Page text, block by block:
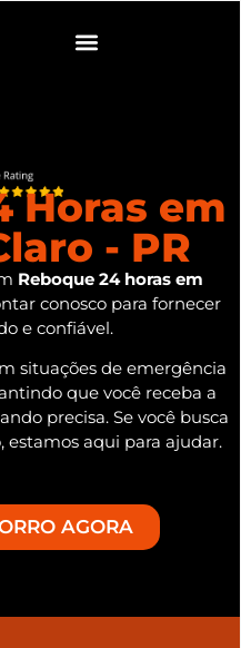
Horas em
- PR
Reboque 24 horas em
conosco para fornecer
e confiável.
situações de emergência
que você receba a
precisa. Se você busca
estamos aqui para ajudar.
AGORA